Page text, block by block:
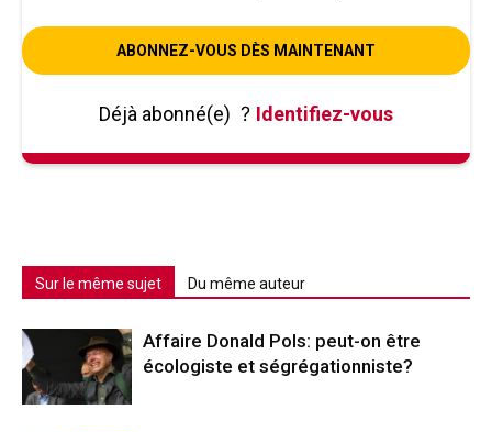
ABONNEZ-VOUS DÈS MAINTENANT
Déjà abonné(e) ? Identifiez-vous
Sur le même sujet Du même auteur
Affaire Donald Pols: peut-on être
écologiste et ségrégationniste?